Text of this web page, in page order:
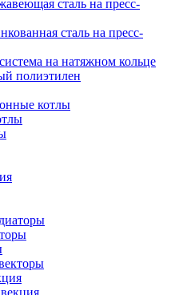
сталь на пресс-
сталь на пресс-
на натяжном кольце
полиэтилен
котлы